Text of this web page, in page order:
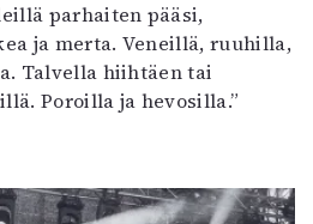
parhaiten pääsi,
ja merta. Veneillä, ruuhilla,
Talvella hiihtäen tai
Poroilla ja hevosilla.”